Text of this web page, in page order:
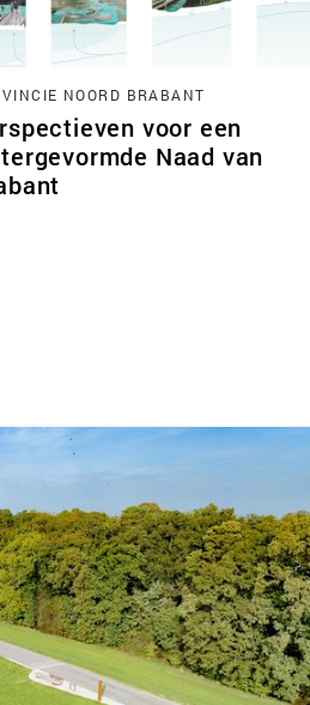
NOORD BRABANT
voor een
Naad van